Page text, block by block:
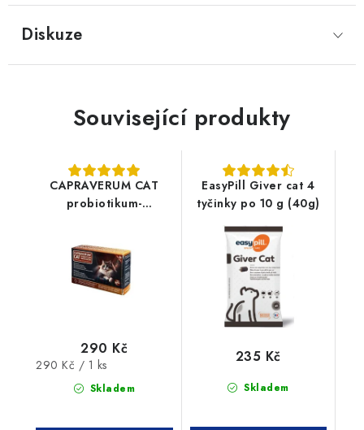
Diskuze
Související produkty
CAPRAVERUM CAT
probiotikum-
Skladem
290 Kč
Měrná
290 Kč / 1 ks
EasyPill Giver cat 4
tyčinky po 10 g (40g)
Skladem
235 Kč